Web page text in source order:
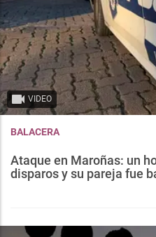
VIDEO
BALACERA
Ataque en Maroñas: un
disparos y su pareja fue